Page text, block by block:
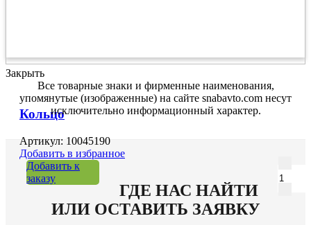
Закрыть
Кольцо
Артикул: 10045190
Добавить в избранное
Добавить к
заказу
Все товарные знаки и фирменные наименования,
упомянутые (изображенные) на сайте snabavto.com несут
исключительно информационный характер.
ГДЕ НАС НАЙТИ
ИЛИ ОСТАВИТЬ ЗАЯВКУ